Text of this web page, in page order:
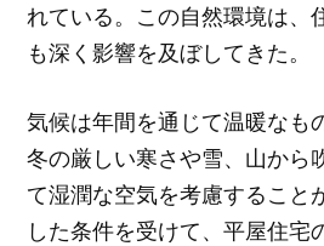
れている。この自然環境は、
も深く影響を及ぼしてきた。
気候は年間を通じて温暖なも
冬の厳しい寒さや雪、山から
て湿潤な空気を考慮すること
した条件を受けて、平屋住宅